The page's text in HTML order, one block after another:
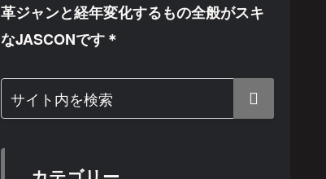
革ジャンと経年変化するもの全般がスキ
なJASCONです＊